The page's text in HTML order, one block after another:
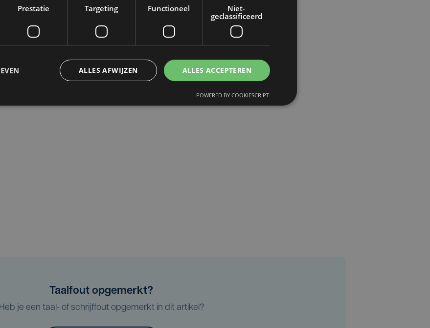
Taalfout opgemerkt?
Heb je een taal- of schrijffout opgemerkt in dit artikel?
Prestatie Targeting Functioneel
Niet-
geclassificeerd
ALLES ACCEPTEREN
ALLES AFWIJZEN
POWERED BY COOKIESCRIPT